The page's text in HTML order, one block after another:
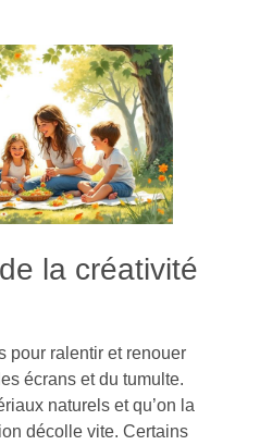
la créativité
pour ralentir et renouer
écrans et du tumulte.
naturels et qu’on la
décolle vite. Certains